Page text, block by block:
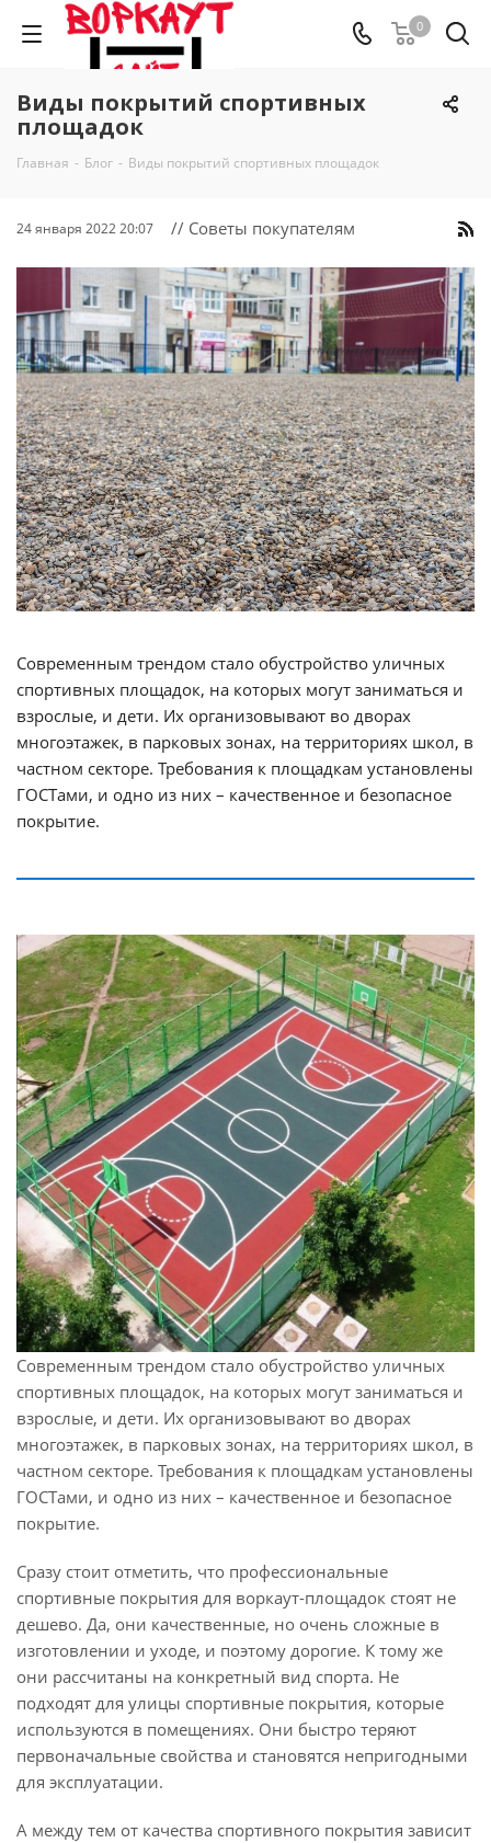
0
Виды покрытий спортивных
площадок
Главная - Блог - Виды покрытий спортивных площадок
24 января 2022 20:07 // Советы покупателям
Современным трендом стало обустройство уличных
спортивных площадок, на которых могут заниматься и
взрослые, и дети. Их организовывают во дворах
многоэтажек, в парковых зонах, на территориях школ, в
частном секторе. Требования к площадкам установлены
ГОСТами, и одно из них – качественное и безопасное
покрытие.
Современным трендом стало обустройство уличных
спортивных площадок, на которых могут заниматься и
взрослые, и дети. Их организовывают во дворах
многоэтажек, в парковых зонах, на территориях школ, в
частном секторе. Требования к площадкам установлены
ГОСТами, и одно из них – качественное и безопасное
покрытие.
Сразу стоит отметить, что профессиональные
спортивные покрытия для воркаут-площадок стоят не
дешево. Да, они качественные, но очень сложные в
изготовлении и уходе, и поэтому дорогие. К тому же
они рассчитаны на конкретный вид спорта. Не
подходят для улицы спортивные покрытия, которые
используются в помещениях. Они быстро теряют
первоначальные свойства и становятся непригодными
для эксплуатации.
А между тем от качества спортивного покрытия зависит